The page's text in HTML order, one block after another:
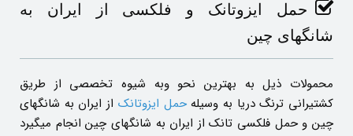
حمل ایزوتانک و فلکسی از ایران به
شانگهای چین
محمولات ذیل به بهترین نحو وبه شیوه تخصصی از طریق
کشتیرانی ترنگ دریا به وسیلهحمل ایزوتانک از ایران به شانگهای
چین و حمل فلکسی تانک از ایران به شانگهای چین انجام میگیرد